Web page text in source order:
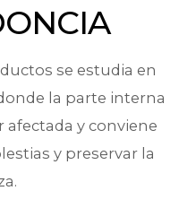
se estudia en
la parte interna
y conviene
y preservar la